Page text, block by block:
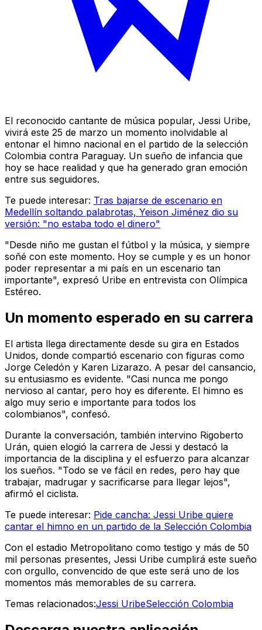
El reconocido cantante de música popular, Jessi Uribe,
vivirá este 25 de marzo un momento inolvidable al
entonar el himno nacional en el partido de la selección
Colombia contra Paraguay. Un sueño de infancia que
hoy se hace realidad y que ha generado gran emoción
entre sus seguidores.
Te puede interesar: Tras bajarse de escenario en
Medellín soltando palabrotas, Yeison Jiménez dio su
versión: "no estaba todo el dinero"
"Desde niño me gustan el fútbol y la música, y siempre
soñé con este momento. Hoy se cumple y es un honor
poder representar a mi país en un escenario tan
importante", expresó Uribe en entrevista con Olímpica
Estéreo.
Un momento esperado en su carrera
El artista llega directamente desde su gira en Estados
Unidos, donde compartió escenario con figuras como
Jorge Celedón y Karen Lizarazo. A pesar del cansancio,
su entusiasmo es evidente. "Casi nunca me pongo
nervioso al cantar, pero hoy es diferente. El himno es
algo muy serio e importante para todos los
colombianos", confesó.
Durante la conversación, también intervino Rigoberto
Urán, quien elogió la carrera de Jessi y destacó la
importancia de la disciplina y el esfuerzo para alcanzar
los sueños. "Todo se ve fácil en redes, pero hay que
trabajar, madrugar y sacrificarse para llegar lejos",
afirmó el ciclista.
Te puede interesar: Pide cancha: Jessi Uribe quiere
cantar el himno en un partido de la Selección Colombia
Con el estadio Metropolitano como testigo y más de 50
mil personas presentes, Jessi Uribe cumplirá este sueño
con orgullo, convencido de que este será uno de los
momentos más memorables de su carrera.
Temas relacionados:Jessi UribeSelección Colombia